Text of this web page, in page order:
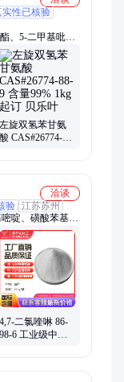
实性已核验
、5-二甲基吡
2-辛烯基琥珀酸
季铵盐、萘钠处
左旋双氢苯甘氨
酸 CAS#26774-88-
洽谈
验 江苏苏州
啶、磺酸苯基、
羟甲基、乙酰苯
啶、硫酸磷脲
4,7-二氯喹啉 86-
98-6 工业级中间